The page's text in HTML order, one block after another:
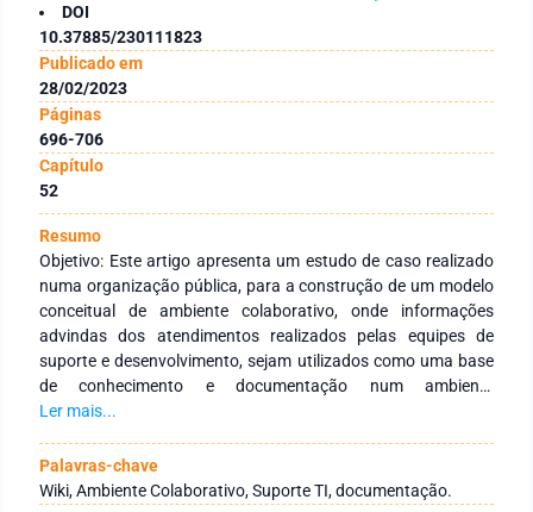
DOI
10.37885/230111823
Publicado em
28/02/2023
Páginas
696-706
Capítulo
52
Resumo
Objetivo: Este artigo apresenta um estudo de caso realizado
numa organização pública, para a construção de um modelo
conceitual de ambiente colaborativo, onde informações
advindas dos atendimentos realizados pelas equipes de
suporte e desenvolvimento, sejam utilizados como uma base
de conhecimento e documentação num ambiente
colaborativo do tipo Wiki. Métodos: É realizada uma análise
e desenvolvimento, com o objetivo de identificar quais os
tipos de atendimentos podem ser migrados para uma
Ler mais...
Palavras-chave
Wiki, Ambiente Colaborativo, Suporte TI, documentação.